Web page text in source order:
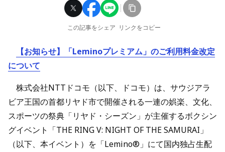
この記事をシェア リンクをコピー
【お知らせ】「Leminoプレミアム」のご利用料金改定
について
株式会社NTTドコモ（以下、ドコモ）は、サウジアラ
ビア王国の首都リヤド市で開催される一連の娯楽、文化、
スポーツの祭典「リヤド・シーズン」が主催するボクシン
グイベント「THE RING V: NIGHT OF THE SAMURAI」
（以下、本イベント）を「Lemino®」にて国内独占生配